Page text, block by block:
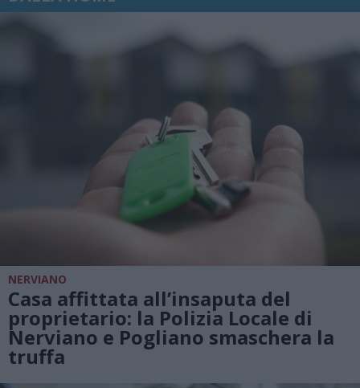
NERVIANO
Casa affittata all’insaputa del
proprietario: la Polizia Locale di
Nerviano e Pogliano smaschera la
truffa